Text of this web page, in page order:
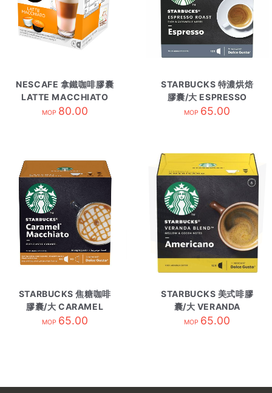
NESCAFE 拿鐵咖啡膠囊
LATTE MACCHIATO
MOP 80.00
STARBUCKS 特濃烘焙
膠囊/大 ESPRESSO
ROAST
MOP 65.00
STARBUCKS 焦糖咖啡
膠囊/大 CARAMEL
MACCHIATO
MOP 65.00
STARBUCKS 美式啡膠
囊/大 VERANDA
BLEND
MOP 65.00